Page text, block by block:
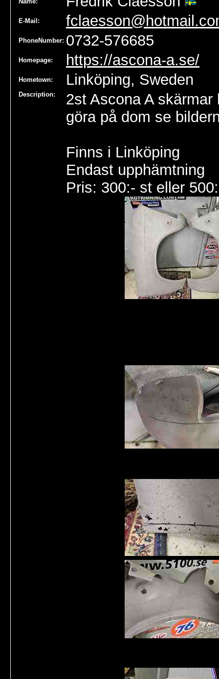
E-Mail:
PhoneNumber: 0732-576685
Homepage: https://ascona-a.se/
Hometown: Linköping, Sweden
Description:
2st Ascona A
göra på dom se
Finns i Linköping
Endast upphämtning
Pris: 300:- st eller